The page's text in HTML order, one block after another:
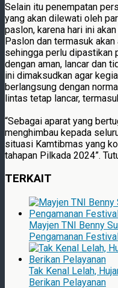
Selain itu penempatan
yang akan dilewati oleh
paslon, karena hari ini
Paslon dan termasuk
sehingga perlu dipastikan
dengan aman, lancar dan
ini dimaksudkan agar
berlangsung dengan
lintas tetap lancar,
“Sebagai aparat yang
menghimbau kepada
situasi Kamtibmas yang
tahapan Pilkada 2024”.
TERKAIT
Mayjen TNI Benny
Pengamanan
Tak Kenal Lelah,
Berikan Pelayanan